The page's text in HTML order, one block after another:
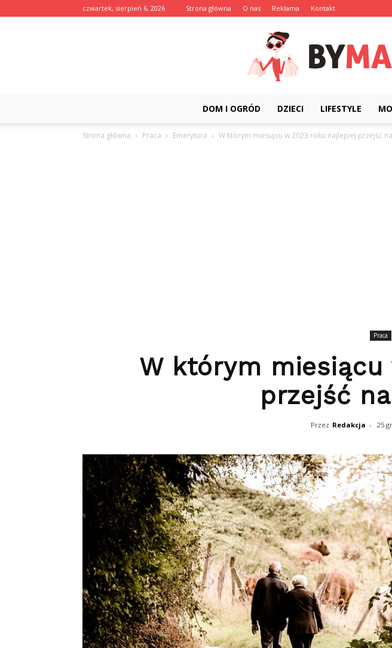
czwartek, sierpień 6, 2026 Strona główna O nas Reklama Kontakt
DOM I OGRÓD DZIECI LIFESTYLE
Strona główna Praca Emerytura W którym miesiącu w 2023 roku najlepiej przejść
Praca
W którym
przejść
Przez Redakcja - 25